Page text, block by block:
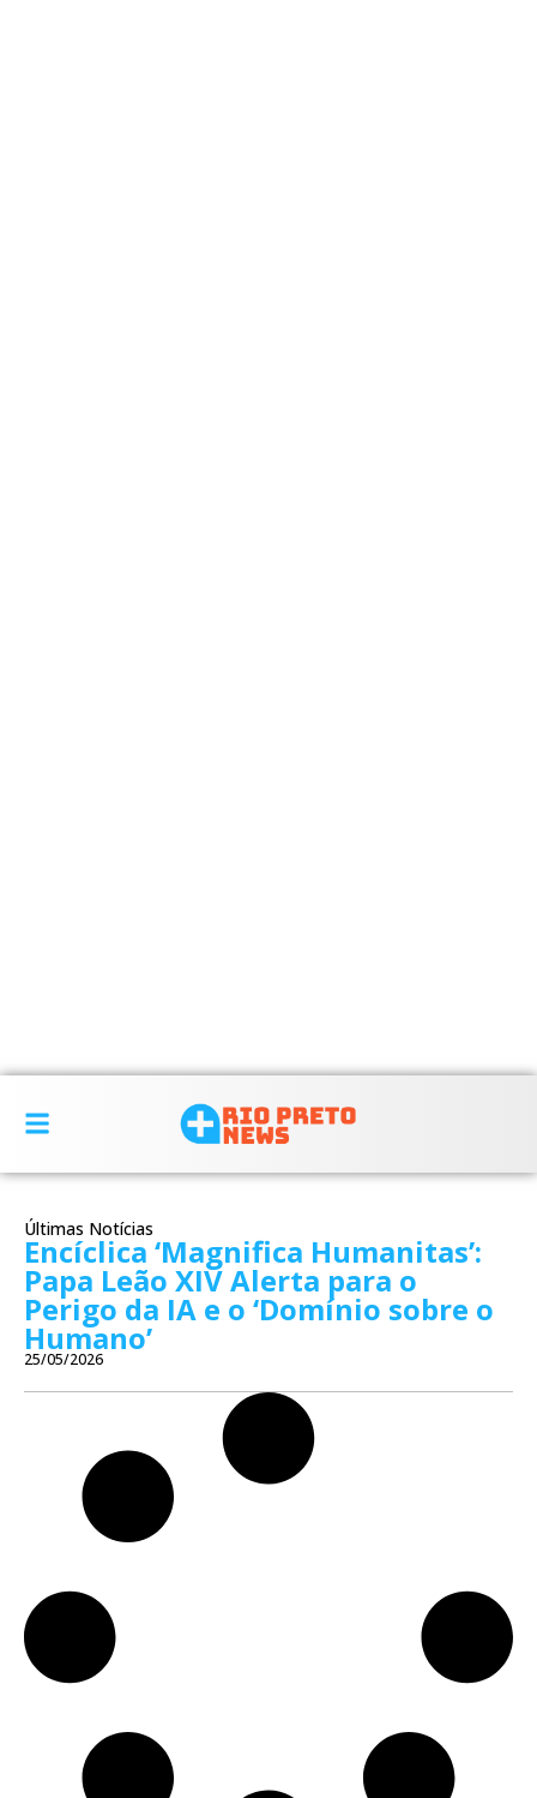
Últimas Notícias
Encíclica ‘Magnifica Humanitas’:
Papa Leão XIV Alerta para o
Perigo da IA e o ‘Domínio sobre o
Humano’
25/05/2026